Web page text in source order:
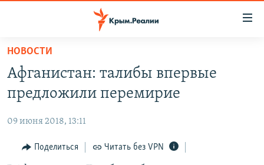
Вернуться
основному
содержанию
Вернутся
навигации
НОВОСТИ
СПЕЦПРОЕКТЫ
КАРТА ВОЕННЫХ ОБЪЕКТОВ КРЫМА
11 ЛЕТ ОККУПАЦИИ КРЫМА. 11 ИСТОРИЙ СОПРОТИВЛЕНИЯ
ВОДА
ИСТОРИЯ
ЕЩЕ
НОВОСТИ
Афганистан: талибы впервые
предложили перемирие
09 июня 2018, 13:11
Поделиться Читать без VPN